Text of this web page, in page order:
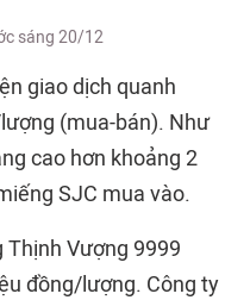
sáng 20/12
giao dịch quanh
(mua-bán). Như
cao hơn khoảng 2
SJC mua vào.
Thịnh Vượng 9999
đồng/lượng. Công ty